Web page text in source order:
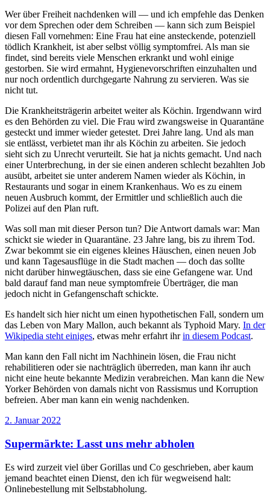
Wer über Freiheit nachdenken will — und ich empfehle das Denken
vor dem Sprechen oder dem Schreiben — kann sich zum Beispiel
diesen Fall vornehmen: Eine Frau hat eine ansteckende, potenziell
tödlich Krankheit, ist aber selbst völlig symptomfrei. Als man sie
findet, sind bereits viele Menschen erkrankt und wohl einige
gestorben. Sie wird ermahnt, Hygienevorschriften einzuhalten und
nur noch ordentlich durchgegarte Nahrung zu servieren. Was sie
nicht tut.
Die Krankheitsträgerin arbeitet weiter als Köchin. Irgendwann wird
es den Behörden zu viel. Die Frau wird zwangsweise in Quarantäne
gesteckt und immer wieder getestet. Drei Jahre lang. Und als man
sie entlässt, verbietet man ihr als Köchin zu arbeiten. Sie jedoch
sieht sich zu Unrecht verurteilt. Sie hat ja nichts gemacht. Und nach
einer Unterbrechung, in der sie einen anderen schlecht bezahlten Job
ausübt, arbeitet sie unter anderem Namen wieder als Köchin, in
Restaurants und sogar in einem Krankenhaus. Wo es zu einem
neuen Ausbruch kommt, der Ermittler und schließlich auch die
Polizei auf den Plan ruft.
Was soll man mit dieser Person tun? Die Antwort damals war: Man
schickt sie wieder in Quarantäne. 23 Jahre lang, bis zu ihrem Tod.
Zwar bekommt sie ein eigenes kleines Häuschen, einen neuen Job
und kann Tagesausflüge in die Stadt machen — doch das sollte
nicht darüber hinwegtäuschen, dass sie eine Gefangene war. Und
bald darauf fand man neue symptomfreie Überträger, die man
jedoch nicht in Gefangenschaft schickte.
Es handelt sich hier nicht um einen hypothetischen Fall, sondern um
das Leben von Mary Mallon, auch bekannt als Typhoid Mary. In der
Wikipedia steht einiges, etwas mehr erfahrt ihrin diesem Podcast.
Man kann den Fall nicht im Nachhinein lösen, die Frau nicht
rehabilitieren oder sie nachträglich überreden, man kann ihr auch
nicht eine heute bekannte Medizin verabreichen. Man kann die New
Yorker Behörden von damals nicht von Rassismus und Korruption
befreien. Aber man kann ein wenig nachdenken.
Veröffentlicht
2. Januar 2022
Supermärkte: Lasst uns mehr abholen
Es wird zurzeit viel über Gorillas und Co geschrieben, aber kaum
jemand beachtet einen Dienst, den ich für wegweisend halt:
Onlinebestellung mit Selbstabholung.